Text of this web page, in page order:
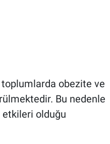
toplumlarda obezite ve
Bu nedenle
etkileri olduğu